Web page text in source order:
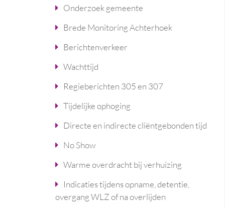
Onderzoek gemeente
Brede Monitoring Achterhoek
Berichtenverkeer
Wachttijd
Regieberichten 305 en 307
Tijdelijke ophoging
Directe en indirecte cliëntgebonden tijd
No Show
Warme overdracht bij verhuizing
Indicaties tijdens opname, detentie,
overgang WLZ of na overlijden